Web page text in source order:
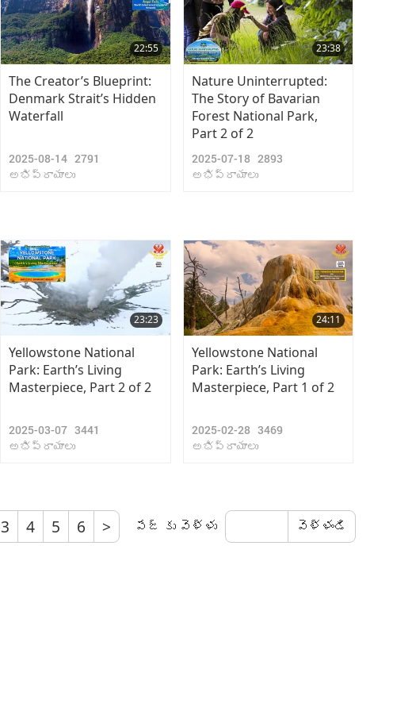
22:55
The Creator’s Blueprint:
Denmark Strait’s Hidden
Waterfall
2025-08-14 2791
అభిప్రాయాలు
23:38
Nature Uninterrupted:
The Story of Bavarian
Forest National Park,
Part 2 of 2
2025-07-18 2893
అభిప్రాయాలు
23:23
Yellowstone National
Park: Earth’s Living
Masterpiece, Part 2 of 2
2025-03-07 3441
అభిప్రాయాలు
24:11
Yellowstone National
Park: Earth’s Living
Masterpiece, Part 1 of 2
2025-02-28 3469
అభిప్రాయాలు
3 4 5 6 > పేజ్ కు వెళ్ళు వెళ్ళండి